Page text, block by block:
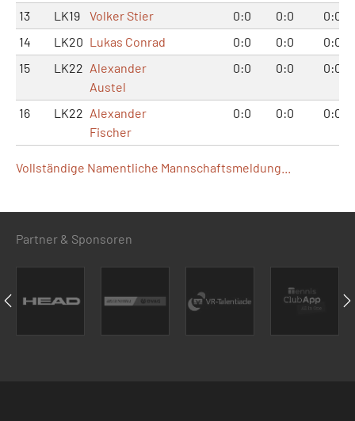
13
LK19 Volker Stier 0:0 0:0
0:0
14
LK20 Lukas Conrad 0:0 0:0
0:0
15
LK22 Alexander
Austel
0:0 0:0 0:0
16 LK22 Alexander
Fischer
0:0 0:0 0:0
Vollständige Namentliche Mannschaftsmeldung...
Partner & Sponsoren